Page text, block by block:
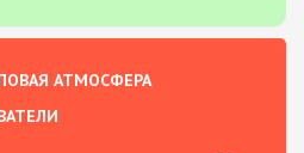
АТМОСФЕРА